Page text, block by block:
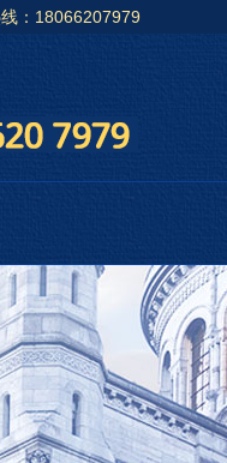
：18066207979